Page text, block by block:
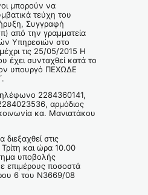
μπορούν να
τεύχη του
Συγγραφή
από την γραμματεία
Υπηρεσιών στο
τις 25/05/2015 Η
έχει συνταχθεί κατά το
υπουργό ΠΕΧΩΔΕ
2284360141,
αρμόδιος
κα. Μανιατάκου
στις
και ώρα 10.00
υποβολής
επιμέρους ποσοστά
6 του Ν3669/08